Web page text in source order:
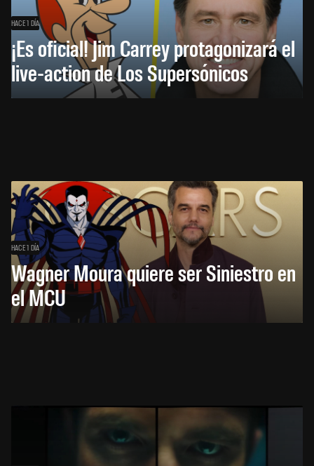
HACE 1 DÍA
¡Es oficial! Jim Carrey protagonizará el
live-action de Los Supersónicos
HACE 1 DÍA
Wagner Moura quiere ser Siniestro en
el MCU